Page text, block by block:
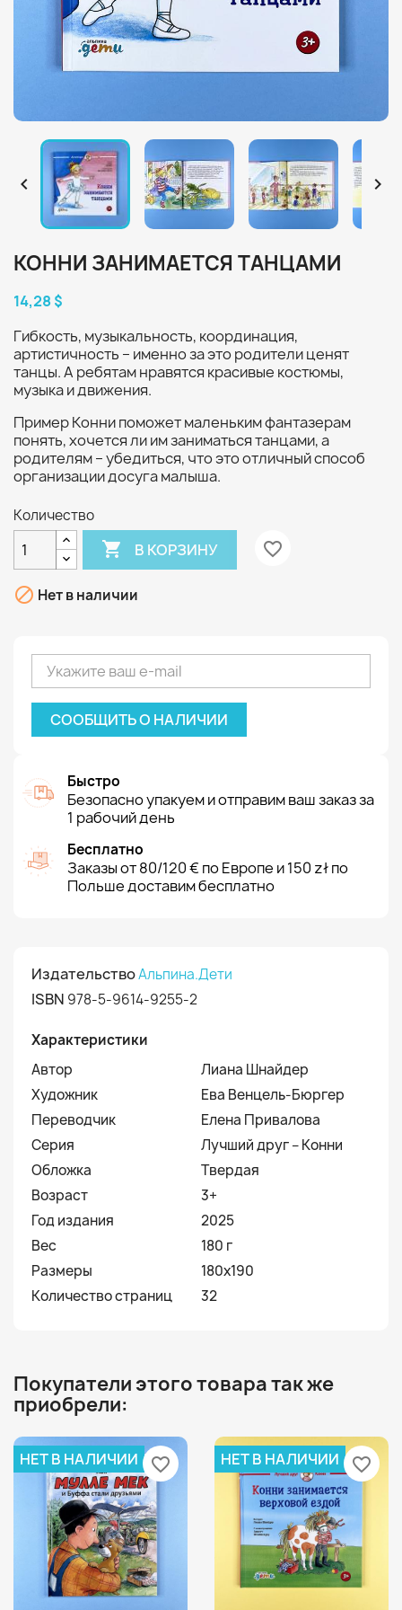
 
КОННИ ЗАНИМАЕТСЯ ТАНЦАМИ
14,28 $
Гибкость, музыкальность, координация,
артистичность – именно за это родители ценят
танцы. А ребятам нравятся красивые костюмы,
музыка и движения.
Пример Конни поможет маленьким фантазерам
понять, хочется ли им заниматься танцами, а
родителям – убедиться, что это отличный способ
организации досуга малыша.
Количество
 В КОРЗИНУ favorite_border
 Нет в наличии
СООБЩИТЬ О НАЛИЧИИ
Быстро
Безопасно упакуем и отправим ваш заказ за
1 рабочий день
Бесплатно
Заказы от 80/120 € по Европе и 150 zł по
Польше доставим бесплатно
ИздательствоАльпина.Дети
ISBN 978-5-9614-9255-2
Характеристики
Автор
Лиана Шнайдер
Художник
Ева Венцель-Бюргер
Переводчик
Елена Привалова
Серия
Лучший друг – Конни
Обложка
Твердая
Возраст
3+
Год издания
2025
Вес
180 г
Размеры
180x190
Количество страниц
32
Покупатели этого товара так же
приобрели:
НЕТ В НАЛИЧИИ favorite_border НЕТ В НАЛИЧИИ favorite_border